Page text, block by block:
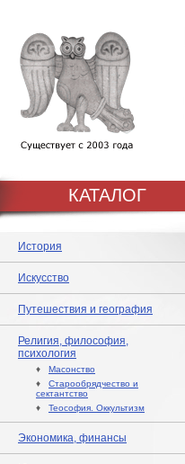
КАТАЛОГ
История
Искусство
Путешествия и география
Религия, философия,
психология
♦ Масонство
♦ Старообрядчество и
сектантство
♦ Теософия. Оккультизм
Экономика, финансы